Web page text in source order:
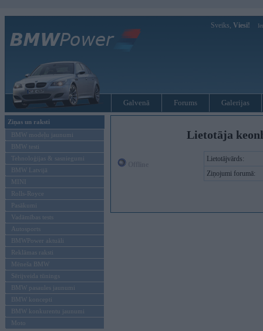
Sveiks, Viesi!
Galvenā Forums Galerijas
Ziņas un raksti
BMW modeļu jaunumi
BMW testi
Tehnoloģijas & sasniegumi
BMW Latvijā
MINI
Rolls-Royce
Pasākumi
Vadāmības tests
Autosports
BMWPower aktuāli
Reklāmas raksti
Mēneša BMW
Sērijveida tūnings
BMW pasaules jaunumi
BMW koncepti
BMW konkurentu jaunumi
Moto
Lietotāja
Lietotājvārds:
Ziņojumi forumā: